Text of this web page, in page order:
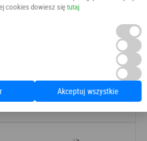
100 regulowana
cookies dowiesz siętutaj
Akceptuj wszystkie